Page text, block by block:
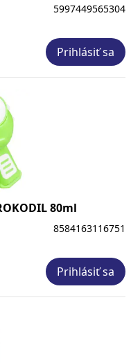
5997449565304
Prihlásiť sa
80ml
8584163116751
Prihlásiť sa